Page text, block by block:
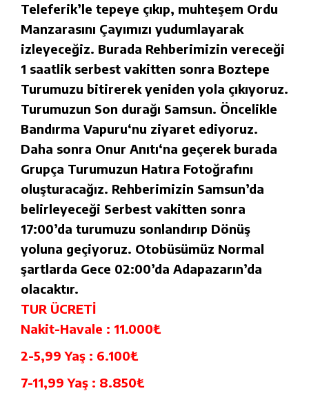
Teleferik’le tepeye çıkıp, muhteşem Ordu
Manzarasını Çayımızı yudumlayarak
izleyeceğiz. Burada Rehberimizin vereceği
1 saatlik serbest vakitten sonra Boztepe
Turumuzu bitirerek yeniden yola çıkıyoruz.
Turumuzun Son durağı Samsun. Öncelikle
Bandırma Vapuru‘nu ziyaret ediyoruz.
Daha sonra Onur Anıtı‘na geçerek burada
Grupça Turumuzun Hatıra Fotoğrafını
oluşturacağız. Rehberimizin Samsun’da
belirleyeceği Serbest vakitten sonra
17:00’da turumuzu sonlandırıp Dönüş
yoluna geçiyoruz. Otobüsümüz Normal
şartlarda Gece 02:00’da Adapazarın’da
olacaktır.
TUR ÜCRETİ
Nakit-Havale : 11.000₺
2-5,99 Yaş : 6.100₺
7-11,99 Yaş : 8.850₺